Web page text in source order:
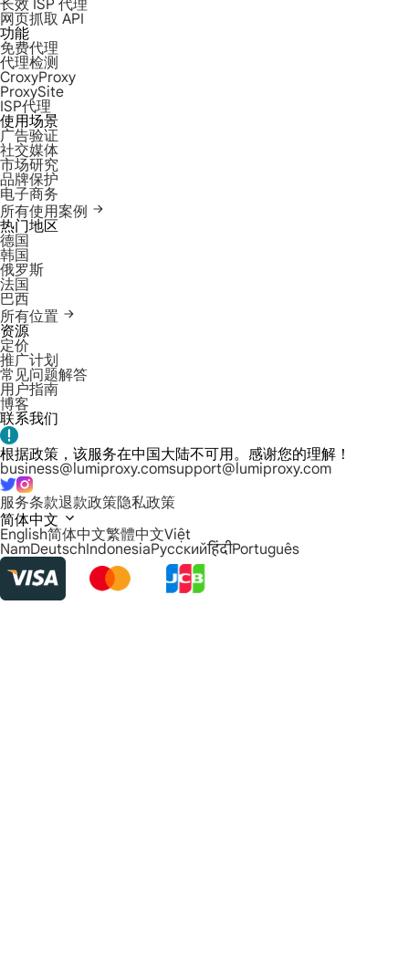
长效 ISP 代理
网页抓取 API
功能
免费代理
代理检测
CroxyProxy
ProxySite
ISP代理
使用场景
广告验证
社交媒体
市场研究
品牌保护
电子商务
所有使用案例
热门地区
德国
韩国
俄罗斯
法国
巴西
所有位置
资源
定价
推广计划
常见问题解答
用户指南
博客
联系我们
根据政策，该服务在中国大陆不可用。感谢您的理解！
business@lumiproxy.comsupport@lumiproxy.com
服务条款退款政策隐私政策
简体中文
English简体中文繁體中文Việt
NamDeutschIndonesiaРусскийहिंदीPortuguês